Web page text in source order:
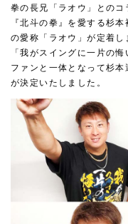
拳の長兄「ラオウ」とのコ
『北斗の拳』を愛する杉
の愛称「ラオウ」が定着
「我がスイングに一片の
ファンと一体となって杉
が決定いたしました。